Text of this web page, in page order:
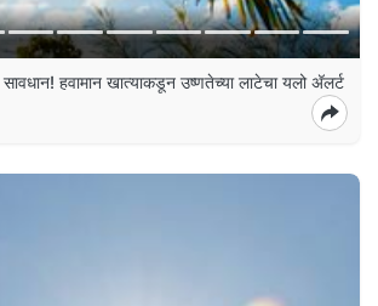
हवामान खात्याकडून उष्णतेच्या लाटेचा यलो अ‍ॅलर्ट